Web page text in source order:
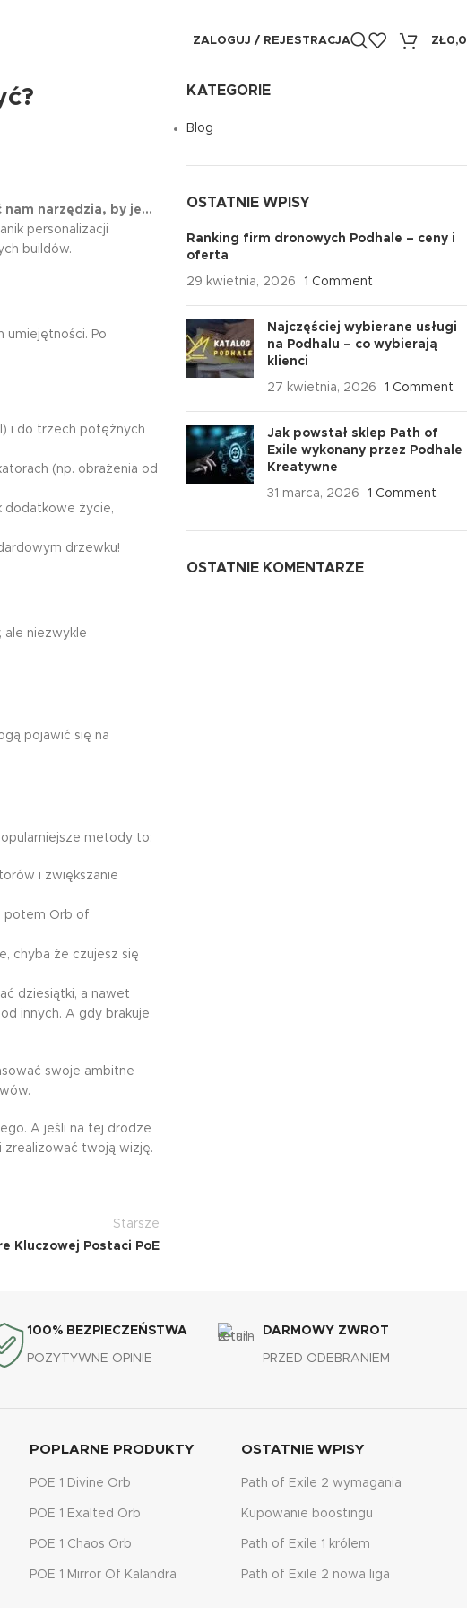
ZALOGUJ / REJESTRACJA ZŁ
nam narzędzia, by je…
personalizacji
buildów.
umiejętności. Po
i do trzech potężnych
(np. obrażenia od
dodatkowe życie,
drzewku!
ale niezwykle
pojawić się na
metody to:
i zwiększanie
potem Orb of
chyba że czujesz się
dziesiątki, a nawet
innych. A gdy brakuje
swoje ambitne
A jeśli na tej drodze
zrealizować twoją wizję.
Starsze
Kluczowej Postaci PoE
KATEGORIE
Blog
OSTATNIE WPISY
Ranking firm dronowych Podhale – ceny i
oferta
29 kwietnia, 2026 1 Comment
Najczęściej wybierane usługi
na Podhalu – co wybierają
klienci
27 kwietnia, 2026 1 Comment
Jak powstał sklep Path of
Exile wykonany przez Podhale
Kreatywne
31 marca, 2026 1 Comment
OSTATNIE KOMENTARZE
100% BEZPIECZEŃSTWA
POZYTYWNE OPINIE
DARMOWY ZWROT
PRZED ODEBRANIEM
POPLARNE PRODUKTY
POE 1 Divine Orb
POE 1 Exalted Orb
POE 1 Chaos Orb
POE 1 Mirror Of Kalandra
OSTATNIE WPISY
Path of Exile 2 wymagania
Kupowanie boostingu
Path of Exile 1 królem
Path of Exile 2 nowa liga